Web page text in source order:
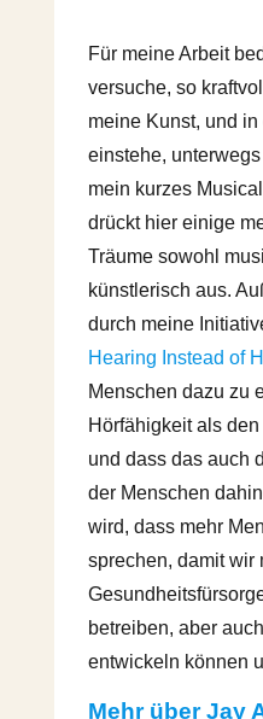
Für meine Arbeit
versuche, so
meine Kunst, und
einstehe,
mein kurzes Musical
drückt hier einige
Träume sowohl
künstlerisch aus.
durch meine
Hearing Instead of
Menschen dazu zu
Hörfähigkeit als
und dass das auch
der Menschen
wird, dass mehr
sprechen, damit wir
betreiben, aber
entwickeln können
Mehr über Jay